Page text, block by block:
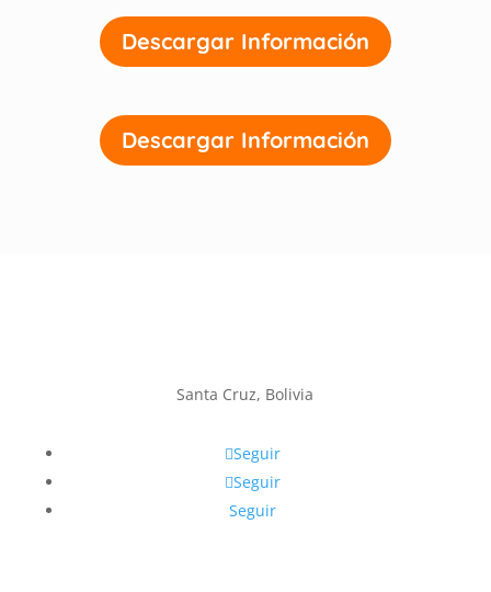
Descargar Información
Descargar Información
Santa Cruz, Bolivia
Seguir
Seguir
Seguir